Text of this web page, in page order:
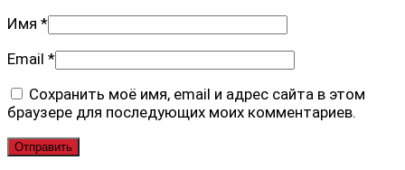
Имя *
Email *
Сохранить моё имя, email и адрес сайта в этом
браузере для последующих моих комментариев.